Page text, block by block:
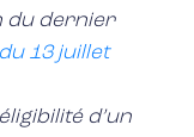
du dernier
13 juillet
d’un